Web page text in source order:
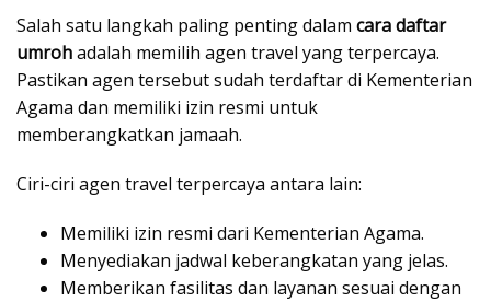
Salah satu langkah paling penting dalam cara daftar
umrohadalah memilih agen travel yang terpercaya.
Pastikan agen tersebut sudah terdaftar di Kementerian
Agama dan memiliki izin resmi untuk
memberangkatkan jamaah.
Ciri-ciri agen travel terpercaya antara lain:
Memiliki izin resmi dari Kementerian Agama.
Menyediakan jadwal keberangkatan yang jelas.
Memberikan fasilitas dan layanan sesuai dengan